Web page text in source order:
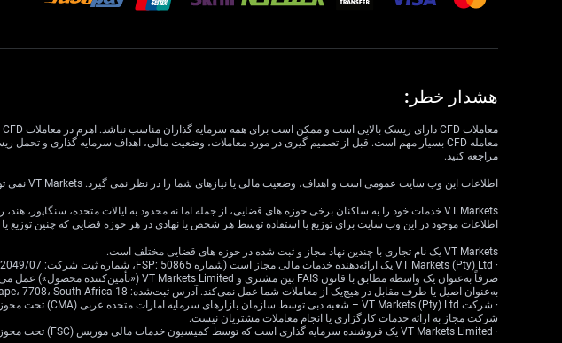
هشدار خطر:
مراجعه کنید.
اطلاعات این وب سایت عمومی است و اهداف، وضعیت مالی یا نیازهای شما را در نظر نمی گیرد. VT Markets نمی تواند مسئول مرتبط بودن، دقت، به موقع بودن یا کامل بودن اطلاعات وب سایت باشد.
اطلاعات موجود در این وب سایت برای توزیع یا استفاده توسط هر شخص یا نهادی در هر حوزه قضایی که چنین
VT Markets یک نام تجاری با چندین نهاد مجاز و ثبت شده در حوزه های قضایی مختلف است.
به‌عنوان اصیل یا طرف مقابل در هیچ‌یک از معاملات شما عمل نمی‌کند. آدرس ثبت‌شده: 18 Cavendish Road، Claremont، Cape Town، Western Cape، 7708، South Africa.
شرکت مجاز به ارائه خدمات کارگزاری یا انجام معاملات مشتریان نیست.
· VT Markets Limited یک فروشنده سرمایه گذاری است که توسط کمیسیون خدمات مالی موریس (FSC) تحت مجوز شماره GB23202269 مجاز و تحت نظارت است.